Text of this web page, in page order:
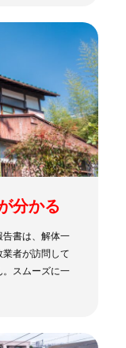
分かる
告書は、解体一
者が訪問して
。スムーズに一